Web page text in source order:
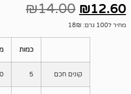
₪14.00
מחיר לאחר הנחה
12.00